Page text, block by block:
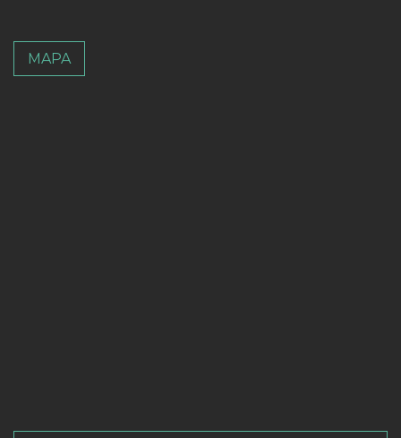
MAPA